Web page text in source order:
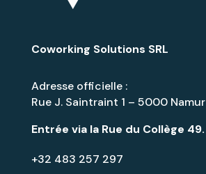
Coworking Solutions SRL
Adresse officielle :
Rue J. Saintraint 1 – 5000 Namur
Entrée via la Rue du Collège 49.
+32 483 257 297